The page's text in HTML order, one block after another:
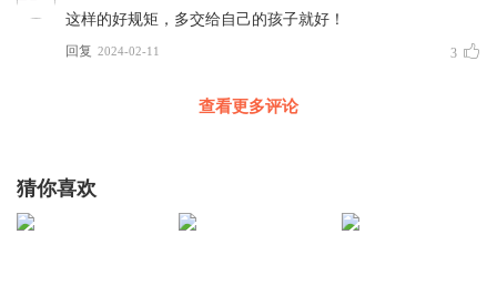
这样的好规矩，多交给自己的孩子就好！
回复 2024-02-11 3
查看更多评论
猜你喜欢